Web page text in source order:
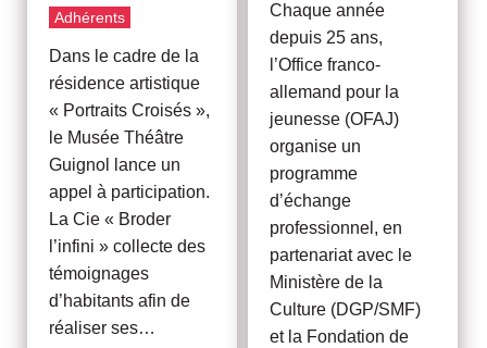
Adhérents
Dans le cadre de la
résidence artistique
« Portraits Croisés »,
le Musée Théâtre
Guignol lance un
appel à participation.
La Cie « Broder
l’infini » collecte des
témoignages
d’habitants afin de
réaliser ses…
Chaque année
depuis 25 ans,
l’Office franco-
allemand pour la
jeunesse (OFAJ)
organise un
programme
d’échange
professionnel, en
partenariat avec le
Ministère de la
Culture (DGP/SMF)
et la Fondation de